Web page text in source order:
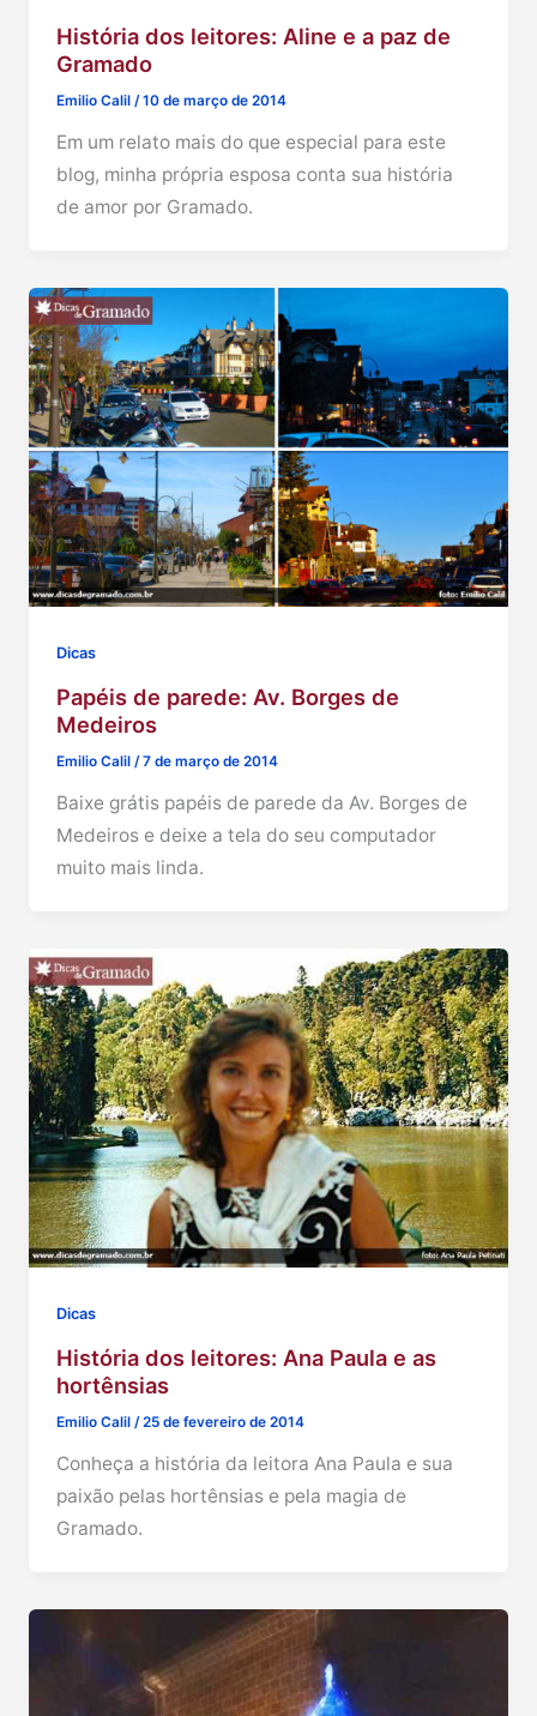
História dos leitores: Aline e a paz de
Gramado
Emilio Calil/10 de março de 2014
Em um relato mais do que especial para este
blog, minha própria esposa conta sua história
de amor por Gramado.
Dicas
Papéis de parede: Av. Borges de
Medeiros
Emilio Calil/7 de março de 2014
Baixe grátis papéis de parede da Av. Borges de
Medeiros e deixe a tela do seu computador
muito mais linda.
Dicas
História dos leitores: Ana Paula e as
hortênsias
Emilio Calil/25 de fevereiro de 2014
Conheça a história da leitora Ana Paula e sua
paixão pelas hortênsias e pela magia de
Gramado.